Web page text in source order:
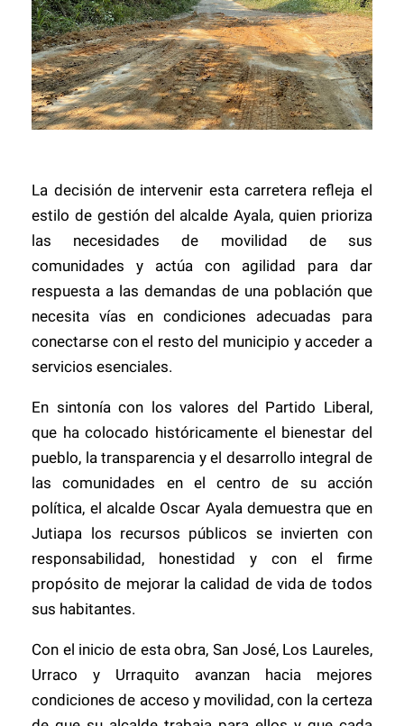
La decisión de intervenir esta carretera refleja el
estilo de gestión del alcalde Ayala, quien prioriza
las necesidades de movilidad de sus
comunidades y actúa con agilidad para dar
respuesta a las demandas de una población que
necesita vías en condiciones adecuadas para
conectarse con el resto del municipio y acceder a
servicios esenciales.
En sintonía con los valores del Partido Liberal,
que ha colocado históricamente el bienestar del
pueblo, la transparencia y el desarrollo integral de
las comunidades en el centro de su acción
política, el alcalde Oscar Ayala demuestra que en
Jutiapa los recursos públicos se invierten con
responsabilidad, honestidad y con el firme
propósito de mejorar la calidad de vida de todos
sus habitantes.
Con el inicio de esta obra, San José, Los Laureles,
Urraco y Urraquito avanzan hacia mejores
condiciones de acceso y movilidad, con la certeza